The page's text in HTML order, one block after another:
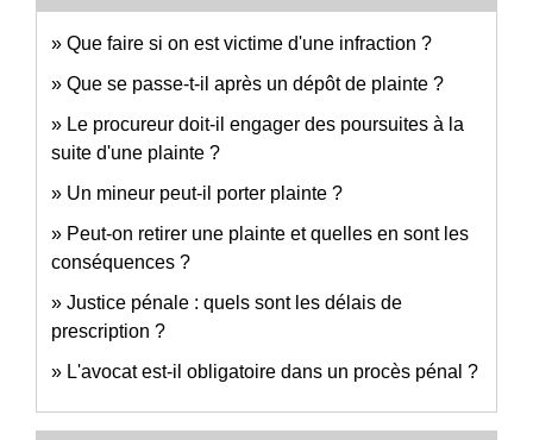
Que faire si on est victime d'une infraction ?
Que se passe-t-il après un dépôt de plainte ?
Le procureur doit-il engager des poursuites à la
suite d'une plainte ?
Un mineur peut-il porter plainte ?
Peut-on retirer une plainte et quelles en sont les
conséquences ?
Justice pénale : quels sont les délais de
prescription ?
L'avocat est-il obligatoire dans un procès pénal ?